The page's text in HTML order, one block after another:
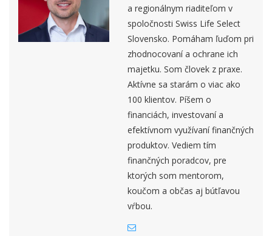
a regionálnym riaditeľom v
spoločnosti Swiss Life Select
Slovensko. Pomáham ľuďom pri
zhodnocovaní a ochrane ich
majetku. Som človek z praxe.
Aktívne sa starám o viac ako
100 klientov. Píšem o
financiách, investovaní a
efektívnom využívaní finančných
produktov. Vediem tím
finančných poradcov, pre
ktorých som mentorom,
koučom a občas aj bútľavou
vŕbou.